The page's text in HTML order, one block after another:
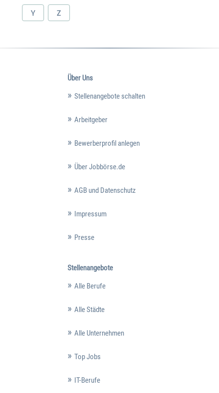
Y Z
Über Uns
Stellenangebote schalten
Arbeitgeber
Bewerberprofil anlegen
Über Jobbörse.de
AGB und Datenschutz
Impressum
Presse
Stellenangebote
Alle Berufe
Alle Städte
Alle Unternehmen
Top Jobs
IT-Berufe